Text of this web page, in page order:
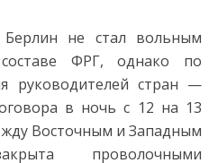
не стал вольным
ФРГ, однако по
руководителей стран —
в ночь с 12 на 13
Восточным и Западным
проволочными